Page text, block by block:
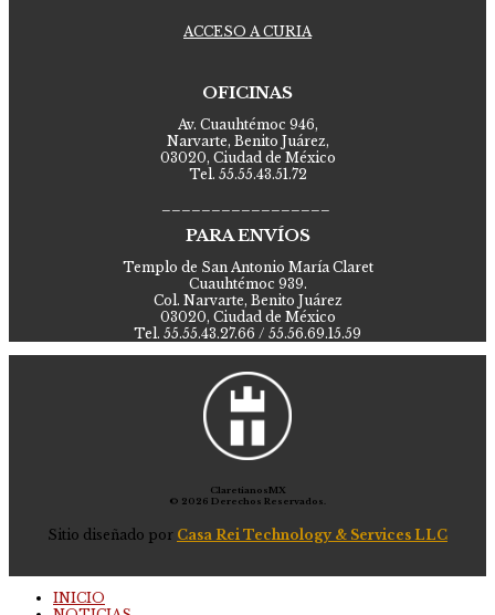
ACCESO A CURIA
OFICINAS
Av. Cuauhtémoc 946,
Narvarte, Benito Juárez,
03020, Ciudad de México
Tel. 55.55.43.51.72
PARA ENVÍOS
Templo de San Antonio María Claret
Cuauhtémoc 939.
Col. Narvarte, Benito Juárez
03020, Ciudad de México
Tel. 55.55.43.27.66 / 55.56.69.15.59
ClaretianosMX
© 2026 Derechos Reservados.
Sitio diseñado por Casa Rei Technology & Services LLC
INICIO